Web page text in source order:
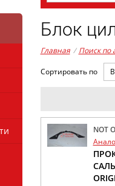
Блок
Главная / Поиск по
Сортировать по
NOT